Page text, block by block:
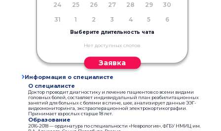
24
25 26 27 28 29
30
31
1 2 3 4 5 6
Выберите длительность чата
Нет доступных слотов
Заявка
Информация о специалисте
О специалисте
Доктор проводит диагностику и лечение пациентов со всеми видами
головных болей, составляет индивидуальный план реабилитационных
занятий для больных с болями в спине, шее, анализирует данные ЭЭГ-
видеомониторинга, экстраоперационной электрокортикографии.
Принимает взрослых старше 18 лет.
Образование
2016-2018 — ординатура по специальности «Неврология», ФГБУ НМИЦ им.